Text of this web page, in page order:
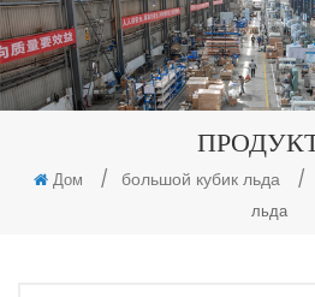
Дом / большой кубик льда /
льда